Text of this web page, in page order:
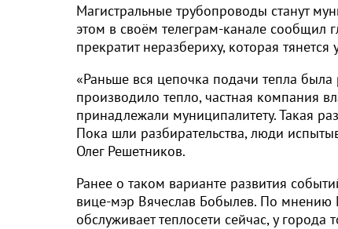
Магистральные трубопроводы станут
этом в своём телеграм-канале сообщил
прекратит неразбериху, которая
«Раньше вся цепочка подачи тепла
производило тепло, частная компания
принадлежали муниципалитету. Такая
Пока шли разбирательства, люди
Олег Решетников.
Ранее о таком варианте развития
вице-мэр Вячеслав Бобылев. По мнению
обслуживает теплосети сейчас, у